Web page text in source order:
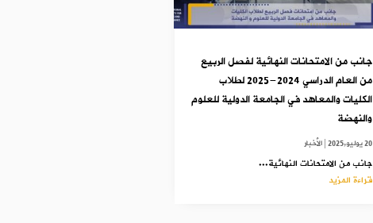
جانب من الامتحانات النهائية لفصل الربيع
من العام الدراسي 2024-2025 لطلاب
الكليات والمعاهد في الجامعة الدولية للعلوم
والنهضة
20 يوليو,2025 |الأخبار
جانب من الامتحانات النهائية...
قراءة المزيد